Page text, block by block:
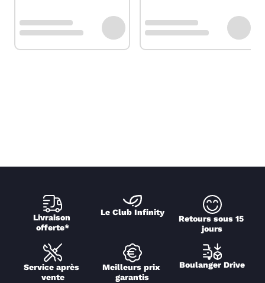
Livraison
offerte*
Le Club Infinity
Retours sous 15
jours
Service après
vente
Meilleurs prix
garantis
Boulanger Drive